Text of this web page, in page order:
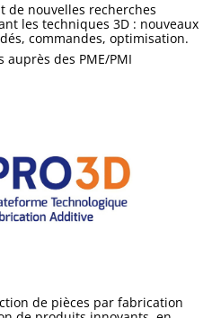
de nouvelles recherches
les techniques 3D : nouveaux
commandes, optimisation.
auprès des PME/PMI
de pièces par fabrication